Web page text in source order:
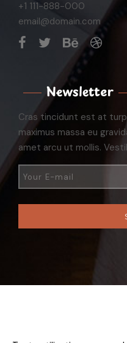
+1 111-888-000
email@domain.com
Newsletter
Cras tincidunt est at
maximus massa eu
amet arcu ut mollis.